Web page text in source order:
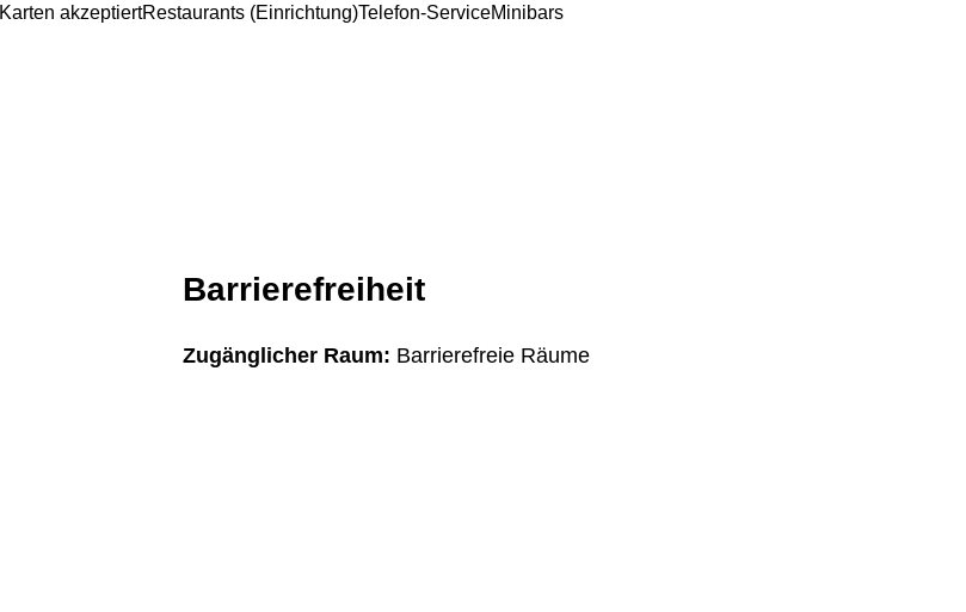
Karten akzeptiertRestaurants (Einrichtung)Telefon-ServiceMinibars
Barrierefreiheit
Zugänglicher Raum: Barrierefreie Räume